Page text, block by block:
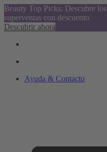
Beauty Top Picks: Descubre
superventas con descuento
Descubrir ahora
Ayuda & Contacto